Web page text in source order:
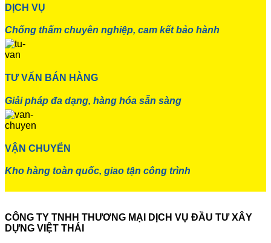
DỊCH VỤ
Chống thấm chuyên nghiệp, cam kết bảo hành
TƯ VẤN BÁN HÀNG
Giải pháp đa dạng, hàng hóa sẵn sàng
VẬN CHUYỂN
Kho hàng toàn quốc, giao tận công trình
CÔNG TY TNHH THƯƠNG MẠI DỊCH VỤ ĐẦU TƯ XÂY
DỰNG VIỆT THÁI